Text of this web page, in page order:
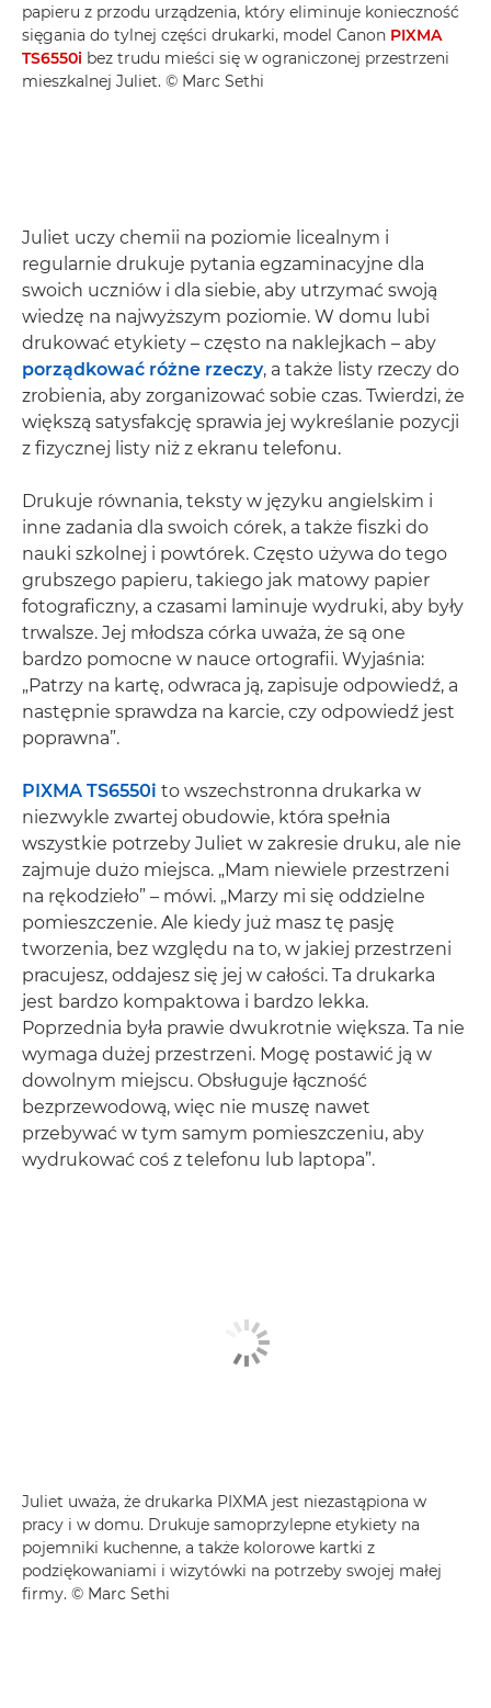
papieru z przodu urządzenia, który eliminuje konieczność
sięgania do tylnej części drukarki, model Canon PIXMA
TS6550i bez trudu mieści się w ograniczonej przestrzeni
mieszkalnej Juliet. © Marc Sethi
Juliet uczy chemii na poziomie licealnym i
regularnie drukuje pytania egzaminacyjne dla
swoich uczniów i dla siebie, aby utrzymać swoją
wiedzę na najwyższym poziomie. W domu lubi
drukować etykiety – często na naklejkach – aby
porządkować różne rzeczy, a także listy rzeczy do
zrobienia, aby zorganizować sobie czas. Twierdzi, że
większą satysfakcję sprawia jej wykreślanie pozycji
z fizycznej listy niż z ekranu telefonu.
Drukuje równania, teksty w języku angielskim i
inne zadania dla swoich córek, a także fiszki do
nauki szkolnej i powtórek. Często używa do tego
grubszego papieru, takiego jak matowy papier
fotograficzny, a czasami laminuje wydruki, aby były
trwalsze. Jej młodsza córka uważa, że są one
bardzo pomocne w nauce ortografii. Wyjaśnia:
„Patrzy na kartę, odwraca ją, zapisuje odpowiedź, a
następnie sprawdza na karcie, czy odpowiedź jest
poprawna”.
PIXMA TS6550i to wszechstronna drukarka w
niezwykle zwartej obudowie, która spełnia
wszystkie potrzeby Juliet w zakresie druku, ale nie
zajmuje dużo miejsca. „Mam niewiele przestrzeni
na rękodzieło” – mówi. „Marzy mi się oddzielne
pomieszczenie. Ale kiedy już masz tę pasję
tworzenia, bez względu na to, w jakiej przestrzeni
pracujesz, oddajesz się jej w całości. Ta drukarka
jest bardzo kompaktowa i bardzo lekka.
Poprzednia była prawie dwukrotnie większa. Ta nie
wymaga dużej przestrzeni. Mogę postawić ją w
dowolnym miejscu. Obsługuje łączność
bezprzewodową, więc nie muszę nawet
przebywać w tym samym pomieszczeniu, aby
wydrukować coś z telefonu lub laptopa”.
Juliet uważa, że drukarka PIXMA jest niezastąpiona w
pracy i w domu. Drukuje samoprzylepne etykiety na
pojemniki kuchenne, a także kolorowe kartki z
podziękowaniami i wizytówki na potrzeby swojej małej
firmy. © Marc Sethi